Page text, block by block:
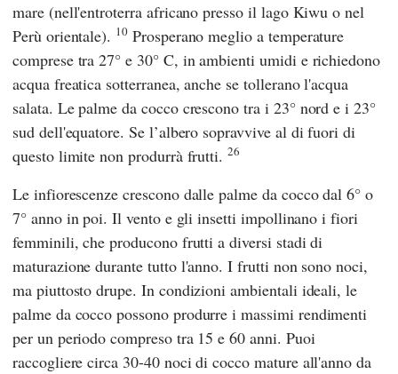
mare (nell'entroterra africano presso il lago Kiwu o nel
Perù orientale). 10 Prosperano meglio a temperature
comprese tra 27° e 30° C, in ambienti umidi e richiedono
acqua freatica sotterranea, anche se tollerano l'acqua
salata. Le palme da cocco crescono tra i 23° nord e i 23°
sud dell'equatore. Se l’albero sopravvive al di fuori di
questo limite non produrrà frutti.26
Le infiorescenze crescono dalle palme da cocco dal 6° o
7° anno in poi. Il vento e gli insetti impollinano i fiori
femminili, che producono frutti a diversi stadi di
maturazione durante tutto l'anno. I frutti non sono noci,
ma piuttosto drupe. In condizioni ambientali ideali, le
palme da cocco possono produrre i massimi rendimenti
per un periodo compreso tra 15 e 60 anni. Puoi
raccogliere circa 30-40 noci di cocco mature all'anno da